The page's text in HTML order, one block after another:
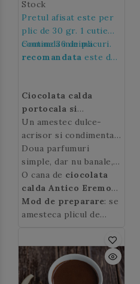
Stock
Pretul afisat este per
plic de 30 gr. 1 cutie
contine 36 de plicuri.
Comanda minima
recomandata este de
Ciocolata calda
portocala si
scortisoara Antico
Eremo,se prepara la
Espressor
Un amestec dulce-
acrisor si condimentat
cu iz mediteranean
Doua parfumuri
simple, dar nu banale,
precum portocala si
scortisoara, amplifica
gustul ciocolatei calde,
bautura calda cea mai
O cana de ciocolata
calda Antico Eremo
cu portocala si
scortisoaraaduce un
intr-o zi racoroasa si
va va da o stare de
bine.
Mod de preparare: se
amesteca plicul de
Eremo
de 30 gr. cu 125
ml lapte si se fierbe la
steamer.